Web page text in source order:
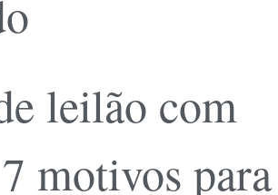
leilão com
motivos para